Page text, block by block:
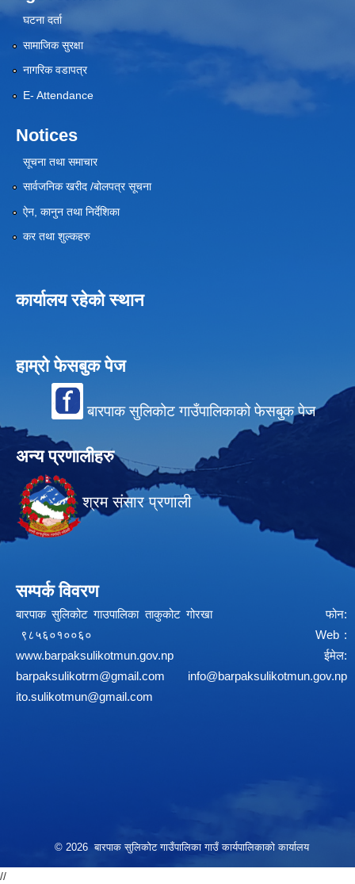
घटना दर्ता
सामाजिक सुरक्षा
नागरिक वडापत्र
E- Attendance
Notices
सूचना तथा समाचार
सार्वजनिक खरीद /बोलपत्र सूचना
ऐन, कानुन तथा निर्देशिका
कर तथा शुल्कहरु
कार्यालय रहेको स्थान
हाम्रो फेसबुक पेज
बारपाक सुलिकोट गाउँपालिकाको फेसबुक पेज
अन्य प्रणालीहरु
श्रम संसार प्रणाली
सम्पर्क विवरण
बारपाक सुलिकोट गाउपालिका ताकुकोट गोरखा फोन:
९८५६०१००६० Web :
www.barpaksulikotmun.gov.np
ईमेल:
barpaksulikotrm@gmail.com
info@barpaksulikotmun.gov.np
ito.sulikotmun@gmail.com
© 2026 बारपाक सुलिकोट गाउँपालिका गाउँ कार्यपालिकाको कार्यालय
//